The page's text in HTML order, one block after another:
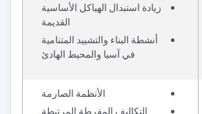
زيادة استبدال الهياكل الأساسية
القديمة
أنشطة البناء والتشييد المتنامية
في آسيا والمحيط الهادئ
الأنظمة الصارمة
التكاليف المفرطة المرتبطة